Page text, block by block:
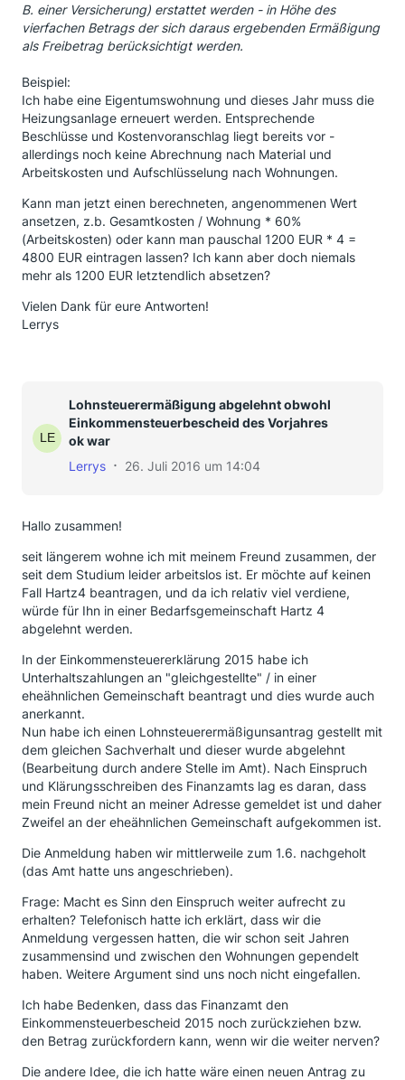
B. einer Versicherung) erstattet werden - in Höhe des
vierfachen Betrags der sich daraus ergebenden Ermäßigung
als Freibetrag berücksichtigt werden.
Beispiel:
Ich habe eine Eigentumswohnung und dieses Jahr muss die
Heizungsanlage erneuert werden. Entsprechende
Beschlüsse und Kostenvoranschlag liegt bereits vor -
allerdings noch keine Abrechnung nach Material und
Arbeitskosten und Aufschlüsselung nach Wohnungen.
Kann man jetzt einen berechneten, angenommenen Wert
ansetzen, z.b. Gesamtkosten / Wohnung * 60%
(Arbeitskosten) oder kann man pauschal 1200 EUR * 4 =
4800 EUR eintragen lassen? Ich kann aber doch niemals
mehr als 1200 EUR letztendlich absetzen?
Vielen Dank für eure Antworten!
Lerrys
Lohnsteuerermäßigung abgelehnt obwohl
Einkommensteuerbescheid des Vorjahres
ok war
Lerrys
26. Juli 2016 um 14:04
Hallo zusammen!
seit längerem wohne ich mit meinem Freund zusammen, der
seit dem Studium leider arbeitslos ist. Er möchte auf keinen
Fall Hartz4 beantragen, und da ich relativ viel verdiene,
würde für Ihn in einer Bedarfsgemeinschaft Hartz 4
abgelehnt werden.
In der Einkommensteuererklärung 2015 habe ich
Unterhaltszahlungen an "gleichgestellte" / in einer
eheähnlichen Gemeinschaft beantragt und dies wurde auch
anerkannt.
Nun habe ich einen Lohnsteuerermäßigunsantrag gestellt mit
dem gleichen Sachverhalt und dieser wurde abgelehnt
(Bearbeitung durch andere Stelle im Amt). Nach Einspruch
und Klärungsschreiben des Finanzamts lag es daran, dass
mein Freund nicht an meiner Adresse gemeldet ist und daher
Zweifel an der eheähnlichen Gemeinschaft aufgekommen ist.
Die Anmeldung haben wir mittlerweile zum 1.6. nachgeholt
(das Amt hatte uns angeschrieben).
Frage: Macht es Sinn den Einspruch weiter aufrecht zu
erhalten? Telefonisch hatte ich erklärt, dass wir die
Anmeldung vergessen hatten, die wir schon seit Jahren
zusammensind und zwischen den Wohnungen gependelt
haben. Weitere Argument sind uns noch nicht eingefallen.
Ich habe Bedenken, dass das Finanzamt den
Einkommensteuerbescheid 2015 noch zurückziehen bzw.
den Betrag zurückfordern kann, wenn wir die weiter nerven?
Die andere Idee, die ich hatte wäre einen neuen Antrag zu